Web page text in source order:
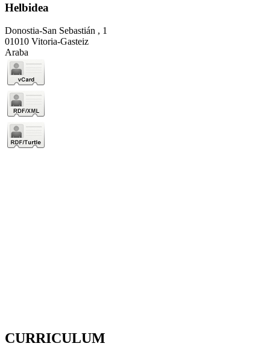
Helbidea
Donostia-San Sebastián , 1
01010 Vitoria-Gasteiz
Araba
CURRICULUM